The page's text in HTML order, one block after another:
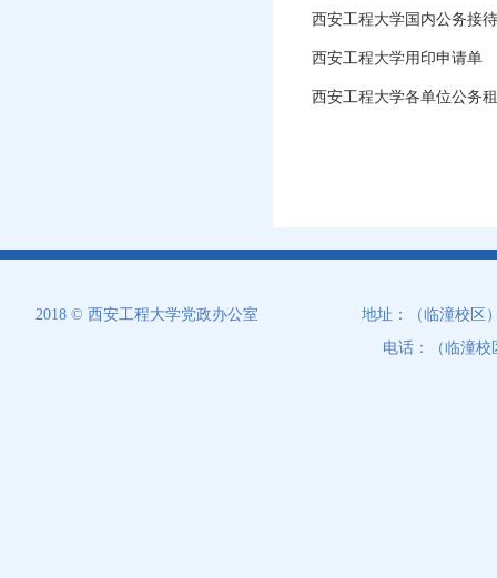
西安工程大学国内公务接
西安工程大学用印申请单
西安工程大学各单位公务
2018 © 西安工程大学党政办公室
地址：（临潼校区
电话：（临潼校